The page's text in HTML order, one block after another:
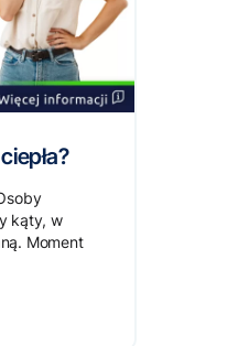
kąty, w
Moment